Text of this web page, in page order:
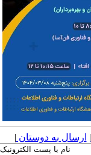
ارسال به دوستان|